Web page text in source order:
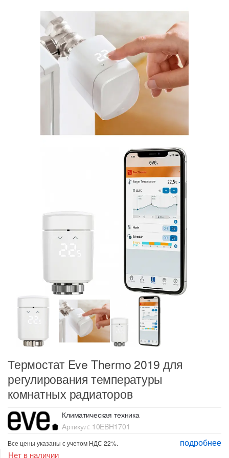
Термостат Eve Thermo 2019 для
регулирования температуры
комнатных радиаторов
Климатическая техника
Артикул: 10EBH1701
подробнее
Все цены указаны с учетом НДС 22%.
Нет в наличии